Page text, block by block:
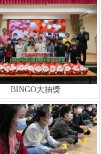
BINGO大抽獎